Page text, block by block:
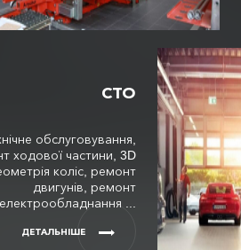
СТО
обслуговування,
ходової частини, 3D
коліс, ремонт
двигунів, ремонт
...
ДЕТАЛЬНІШЕ